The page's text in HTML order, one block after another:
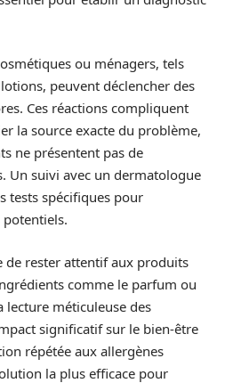
ou ménagers, tels
peuvent déclencher des
Ces réactions compliquent
la source exacte du problème,
ne présentent pas de
Un suivi avec un dermatologue
tests spécifiques pour
de rester attentif aux produits
comme le parfum ou
lecture méticuleuse des
significatif sur le bien-être
répétée aux allergènes
la plus efficace pour